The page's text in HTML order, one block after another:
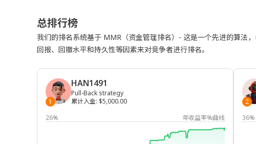
总排行榜
我们的排名系统基于 MMR（资金管理排名）- 这是一个先进的算法
回报、回撤水平和持久性等因素来对竞争者进行排名。
1
HAN1491
Pull-Back strategy
累计入金: $5,000.00
26%
年收益率%曲线
2
36%